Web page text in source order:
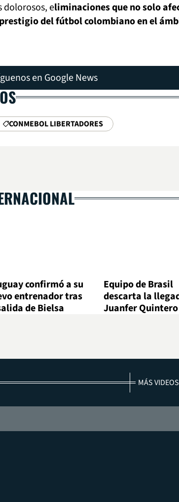
dolorosos, eliminaciones que no solo
del fútbol colombiano en el
en Google News
CONMEBOL LIBERTADORES
confirmó a su
entrenador tras
de Bielsa
Equipo de Brasil
descarta la
Juanfer Quintero
MÁS VIDEOS